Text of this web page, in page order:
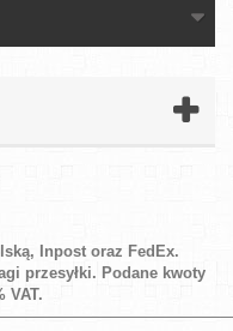
Inpost oraz FedEx.
przesyłki. Podane kwoty
VAT.